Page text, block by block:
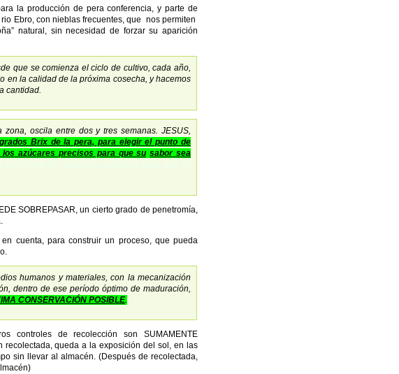
la producción de pera conferencia, y parte de
Ebro, con nieblas frecuentes, que nos permiten
natural, sin necesidad de forzar su aparición
que se comienza el ciclo de cultivo, cada año,
en la calidad de la próxima cosecha, y hacemos
cantidad.
oscila entre dos y tres semanas. JESUS,
Brix de la pera, para elegir el punto de
azúcares precisos para que su sabor sea
SOBREPASAR, un cierto grado de penetromía,
cuenta, para construir un proceso, que pueda
humanos y materiales, con la mecanización
dentro de ese período óptimo de maduración,
CONSERVACIÓN POSIBLE.
controles de recolección son SUMAMENTE
recolectada, queda a la exposición del sol, en las
sin llevar al almacén. (Después de recolectada,